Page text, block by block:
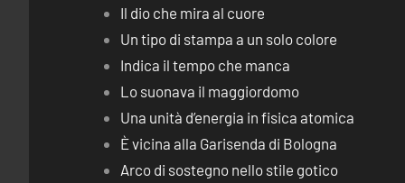
Il dio che mira al cuore
Un tipo di stampa a un solo colore
Indica il tempo che manca
Lo suonava il maggiordomo
Una unità d’energia in fisica atomica
È vicina alla Garisenda di Bologna
Arco di sostegno nello stile gotico